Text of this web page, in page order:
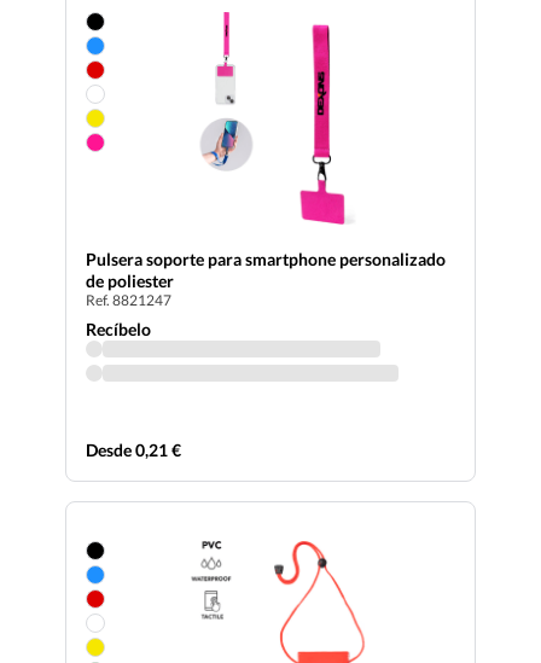
Pulsera soporte para smartphone personalizado
de poliester
Ref. 8821247
Recíbelo
Desde 0,21 €